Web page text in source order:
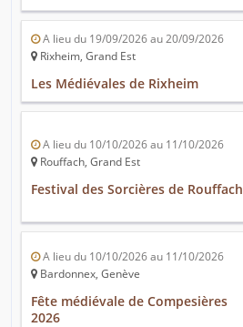
A lieu du 19/09/2026 au 20/09/2026
Rixheim, Grand Est
Les Médiévales de Rixheim
A lieu du 10/10/2026 au 11/10/2026
Rouffach, Grand Est
Festival des Sorcières de Rouffach
A lieu du 10/10/2026 au 11/10/2026
Bardonnex, Genève
Fête médiévale de Compesières
2026